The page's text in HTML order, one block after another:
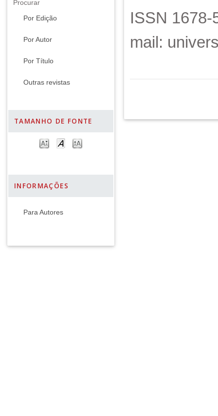
Procurar
Por Edição
Por Autor
Por Título
Outras revistas
TAMANHO DE FONTE
INFORMAÇÕES
Para Autores
ISSN
mail: